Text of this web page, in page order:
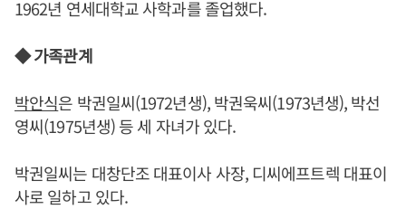
1962년 연세대학교 사학과를 졸업했다.
◆ 가족관계
박안식은 박권일씨(1972년생), 박권욱씨(1973년생), 박선
영씨(1975년생) 등 세 자녀가 있다.
박권일씨는 대창단조 대표이사 사장, 디씨에프트렉 대표이
사로 일하고 있다.